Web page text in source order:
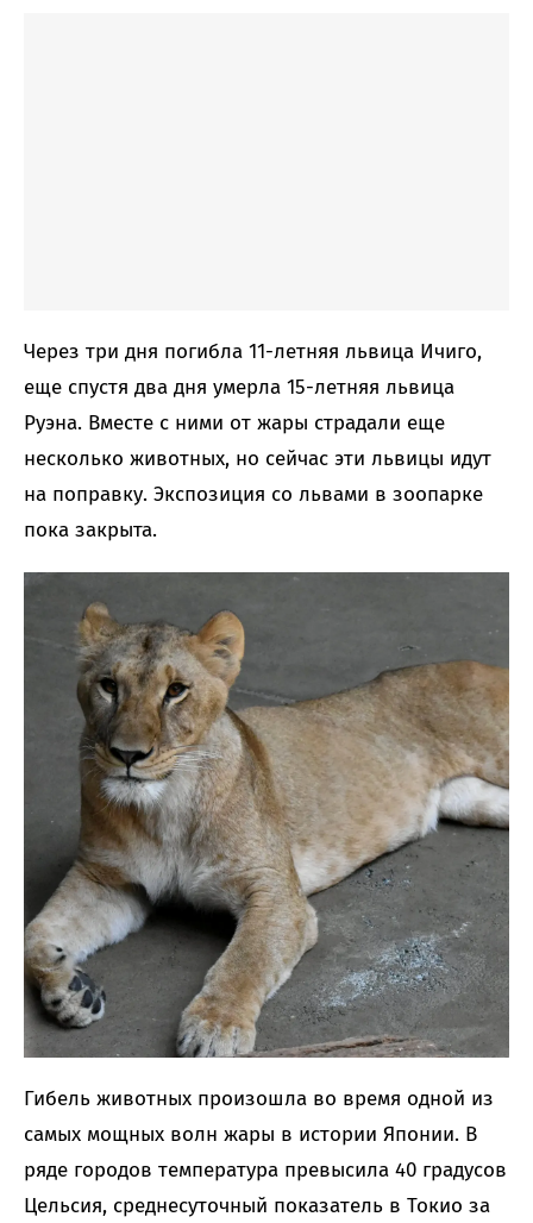
Через три дня погибла 11-летняя львица Ичиго,
еще спустя два дня умерла 15-летняя львица
Руэна. Вместе с ними от жары страдали еще
несколько животных, но сейчас эти львицы идут
на поправку. Экспозиция со львами в зоопарке
пока закрыта.
Гибель животных произошла во время одной из
самых мощных волн жары в истории Японии. В
ряде городов температура превысила 40 градусов
Цельсия, среднесуточный показатель в Токио за